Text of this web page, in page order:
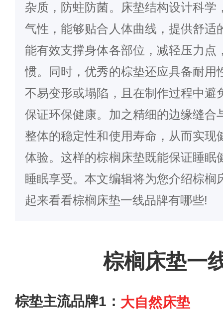
杂质，防蛀防菌。床垫结构设计科学
气性，能够贴合人体曲线，提供舒适
能有效支撑身体各部位，减轻压力点
惯。同时，优秀的棕垫还应具备耐用
不易变形或塌陷，且在制作过程中避
保证环保健康。加之精细的边缘缝合
整体的稳定性和使用寿命，从而实现
体验。这样的棕榈床垫既能保证睡眠
睡眠享受。本文编辑将为您介绍棕榈
起来看看棕榈床垫一线品牌有哪些!
棕榈床垫一
棕垫主流品牌1： 大自然床垫